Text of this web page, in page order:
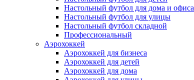
Настольный футбол для дома и офиса
Настольный футбол для улицы
Настольный футбол складной
Профессиональный
Аэрохоккей
Аэрохоккей для бизнеса
Аэрохоккей для детей
Аэрохоккей для дома